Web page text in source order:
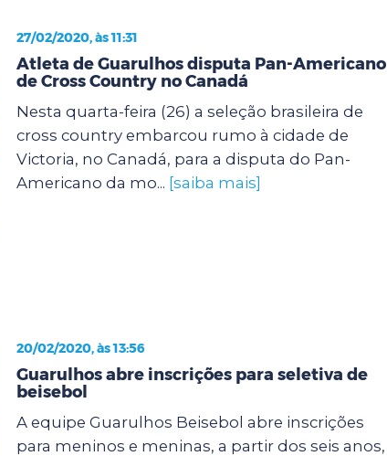
27/02/2020, às 11:31
Atleta de Guarulhos disputa Pan-Americano
de Cross Country no Canadá
Nesta quarta-feira (26) a seleção brasileira de
cross country embarcou rumo à cidade de
Victoria, no Canadá, para a disputa do Pan-
Americano da mo... [saiba mais]
20/02/2020, às 13:56
Guarulhos abre inscrições para seletiva de
beisebol
A equipe Guarulhos Beisebol abre inscrições
para meninos e meninas, a partir dos seis anos,